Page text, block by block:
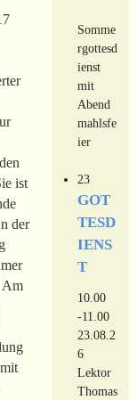
ist
der
Am
Somme
rgottesd
ienst
mit
Abend
mahlsfe
ier
23
GOT
TESD
IENS
T
10.00
-11.00
23.08.2
6
Lektor
Thomas